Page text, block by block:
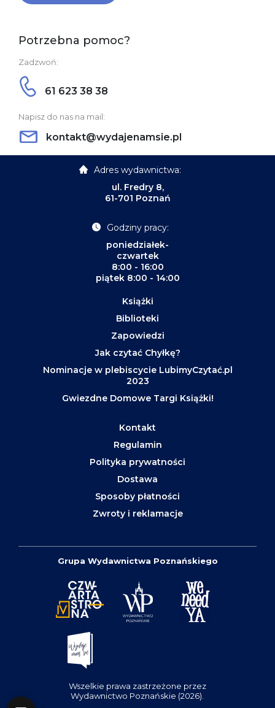
Potrzebna pomoc?
Zadzwoń:
61 623 38 38
Napisz do nas na mail:
kontakt@wydajenamsie.pl
Adres wydawnictwa:
ul. Fredry 8,
61-701 Poznań
Godziny pracy:
poniedziałek-
czwartek
8:00 - 16:00
piątek 8:00 - 14:00
Książki
Biblioteki
Zapowiedzi
Jak czytać Chyłkę?
Nominacje w plebiscycie LubimyCzytać.pl
2023
Gwiezdne Domowe Targi Książki!
Kontakt
Regulamin
Polityka prywatności
Dostawa
Sposoby płatności
Zwroty i reklamacje
Grupa Wydawnictwa Poznańskiego
Wszelkie prawa zastrzeżone przez
Wydawnictwo Poznańskie (2026).